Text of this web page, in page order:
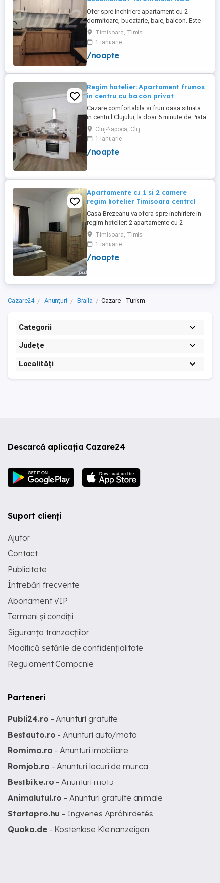
Ofer spre inchiriere apartament cu 2
dormitoare, bucatarie, baie, balcon. Este
complet utilat si mobilat nou, clima,
internet, tv, video interfon masina de
spalat haine, lenjerii, prosoape,
consumabile. In incinta complexului de
de joaca pentru copii. Apartamentul ...
Timisoara, Timis
1 ianuarie
/noapte
Regim hotelier: Apartament frumos
in centru cu balcon privat
Cazare comfortabila si frumoasa situata
in centrul Clujului, la doar 5 minute de Piata
Mihai Viteazu, intr-un bloc nou.
Apartamentul este mobilat si utilat
complet, avand aragaz, hota, cuptor de
microunde, fierbator de apa, masina de
Cluj-Napoca, Cluj
1 ianuarie
/noapte
Apartamente cu 1 si 2 camere
regim hotelier Timisoara central
Casa Brezeanu va ofera spre inchiriere in
regim hotelier: 2 apartamente cu 2
dormitoare, baie si bucatarie proprie. (4
locuri cazare in fiecare apartament) 1
apartament cu 1 dormitor, baie si
bucatarie proprie. (3 locuri cazare) Fiecare
Timisoara, Timis
1 ianuarie
/noapte
Cazare24 Anunțuri Braila Cazare - Turism
Categorii
Județe
Localități
Descarcă aplicația Cazare24
Suport clienți
Ajutor
Contact
Publicitate
Întrebări frecvente
Abonament VIP
Termeni și condiții
Siguranța tranzacțiilor
Modifică setările de confidențialitate
Regulament Campanie
Parteneri
Publi24.ro - Anunturi gratuite
Bestauto.ro - Anunturi auto/moto
Romimo.ro - Anunturi imobiliare
Romjob.ro - Anunturi locuri de munca
Bestbike.ro - Anunturi moto
Animalutul.ro - Anunturi gratuite animale
Startapro.hu - Ingyenes Apróhirdetés
Quoka.de - Kostenlose Kleinanzeigen